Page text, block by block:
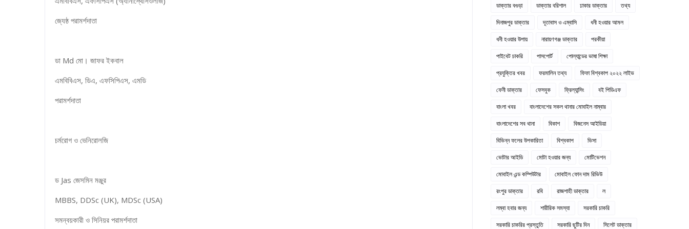
জ্যেষ্ঠ পরামর্শদাতা
ডা Md মো। জাফর ইকবাল
এমবিবিএস, ডিএ, এফসিপিএস, এমডি
পরামর্শদাতা
চর্মরোগ ও ভেনিরোলজি
ড Jas জেসমিন মঞ্জুর
MBBS, DDSc (UK), MDSc (USA)
সমন্বয়কারী ও সিনিয়র পরামর্শদাতা
ডাক্তার বগুড়া
ডাক্তার বরিশাল ঢাকার ডাক্তার
তথ্য
দিনাজপুর ডাক্তার
দূতাবাস ও এম্বাসি
ধনী হওয়ার আমল
ধনী হওয়ার উপায়
নারায়ণগঞ্জ ডাক্তার
পরকীয়া
পাইবেট চাকরি
পাসপোর্ট
পোল্যান্ডের ভাষা শিক্ষা
প্রযুক্তির খবর
ফরমালিন তথ্য
ফিফা বিশ্বকাপ ২০২২ লাইভ
ফেনী ডাক্তার
ফেসবুক ফ্রিল্যান্সিং
বই পিডিএফ
বাংলা খবর
বাংলাদেশের সকল থানার মোবাইল নাম্বার
বাংলাদেশের সব থানা
বিকাশ
বিজনেস আইডিয়া
বিভিন্ন ফলের উপকারিতা
বিশ্বকাপ
ভিসা
ভোটার আইডি
মোটা হওয়ার জন্য
মোটিভেশন
মোবাইল এন্ড কম্পিউটার
মোবাইল ফোন দাম রিভিউ
রংপুর ডাক্তার
রবি রাজশাহী ডাক্তার
ল
লম্বা হবার জন্য
শারীরিক সমস্যা
সরকারি চাকরি
সরকারি চাকরির প্রস্তুতি
সরকারি ছুটির দিন সিলেট ডাক্তার